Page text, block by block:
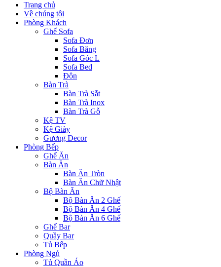
Trang chủ
Về chúng tôi
Phòng Khách
Ghế Sofa
Sofa Đơn
Sofa Băng
Sofa Góc L
Sofa Bed
Đôn
Bàn Trà
Bàn Trà Sắt
Bàn Trà Inox
Bàn Trà Gỗ
Kệ TV
Kệ Giày
Gương Decor
Phòng Bếp
Ghế Ăn
Bàn Ăn
Bàn Ăn Tròn
Bàn Ăn Chữ Nhật
Bộ Bàn Ăn
Bộ Bàn Ăn 2 Ghế
Bộ Bàn Ăn 4 Ghế
Bộ Bàn Ăn 6 Ghế
Ghế Bar
Quầy Bar
Tủ Bếp
Phòng Ngủ
Tủ Quần Áo